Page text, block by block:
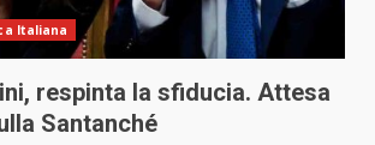
Italiana
respinta la sfiducia. Attesa
Santanché